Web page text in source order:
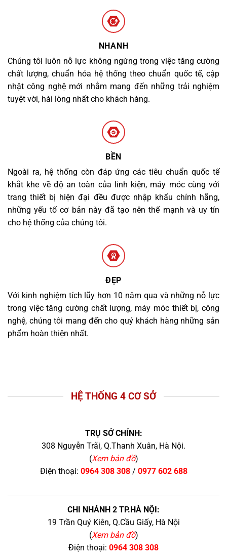
NHANH
Chúng tôi luôn nỗ lực không ngừng trong việc tăng cường
chất lượng, chuẩn hóa hệ thống theo chuẩn quốc tế, cập
nhật công nghệ mới nhằm mang đến những trải nghiệm
tuyệt vời, hài lòng nhất cho khách hàng.
BỀN
Ngoài ra, hệ thống còn đáp ứng các tiêu chuẩn quốc tế
khắt khe về độ an toàn của linh kiện, máy móc cùng với
trang thiết bị hiện đại đều được nhập khẩu chính hãng,
những yếu tố cơ bản này đã tạo nên thế mạnh và uy tín
cho hệ thống của chúng tôi.
ĐẸP
Với kinh nghiệm tích lũy hơn 10 năm qua và những nỗ lực
trong việc tăng cường chất lượng, máy móc thiết bị, công
nghệ, chúng tôi mang đến cho quý khách hàng những sản
phẩm hoàn thiện nhất.
HỆ THỐNG 4 CƠ SỞ
TRỤ SỞ CHÍNH:
308 Nguyễn Trãi, Q.Thanh Xuân, Hà Nội.
(Xem bản đồ)
Điện thoại: 0964 308 308/ 0977 602 688
CHI NHÁNH 2 TP.HÀ NỘI:
19 Trần Quý Kiên, Q.Cầu Giấy, Hà Nội
(Xem bản đồ)
Điện thoại: 0964 308 308